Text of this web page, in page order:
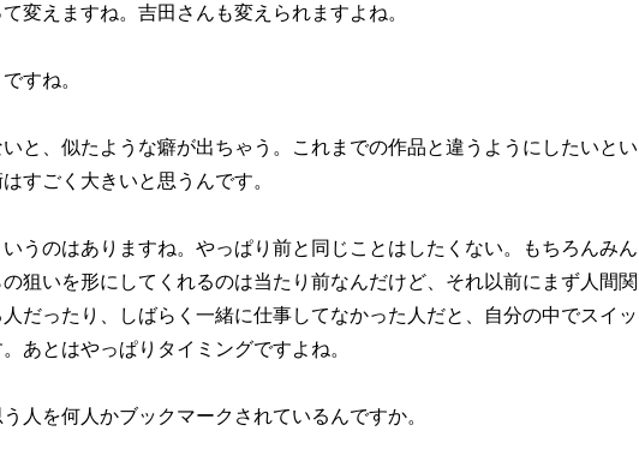
変えますね。吉田さんも変えられますよね。
すね。
と、似たような癖が出ちゃう。これまでの作品と違うようにしたいとい
すごく大きいと思うんです。
うのはありますね。やっぱり前と同じことはしたくない。もちろんみん
狙いを形にしてくれるのは当たり前なんだけど、それ以前にまず人間関
だったり、しばらく一緒に仕事してなかった人だと、自分の中でスイッ
あとはやっぱりタイミングですよね。
人を何人かブックマークされているんですか。